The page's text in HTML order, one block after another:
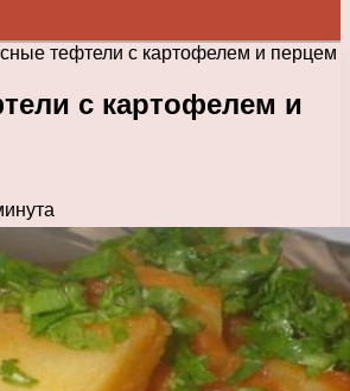
тефтели с картофелем и перцем
с картофелем и